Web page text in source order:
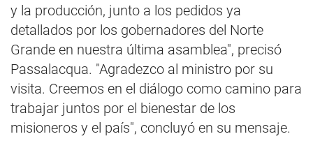
y la producción, junto a los pedidos ya
detallados por los gobernadores del Norte
Grande en nuestra última asamblea", precisó
Passalacqua. "Agradezco al ministro por su
visita. Creemos en el diálogo como camino para
trabajar juntos por el bienestar de los
misioneros y el país", concluyó en su mensaje.